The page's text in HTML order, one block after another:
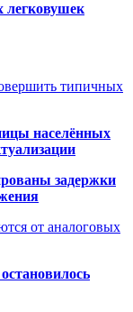
легковушек
типичных
населённых
задержки
от аналоговых